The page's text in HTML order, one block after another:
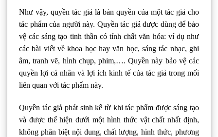
Như vậy, quyền tác giả là bản quyền của một tác giả cho
tác phẩm của người này. Quyền tác giả được dùng để bảo
vệ các sáng tạo tinh thần có tính chất văn hóa: ví dụ như
các bài viết về khoa học hay văn học, sáng tác nhạc, ghi
âm, tranh vẽ, hình chụp, phim,…. Quyền này bảo vệ các
quyền lợi cá nhân và lợi ích kinh tế của tác giả trong mối
liên quan với tác phẩm này.
Quyền tác giả phát sinh kể từ khi tác phẩm được sáng tạo
và được thể hiện d­ưới một hình thức vật chất nhất định,
không phân biệt nội dung, chất lượng, hình thức, phương